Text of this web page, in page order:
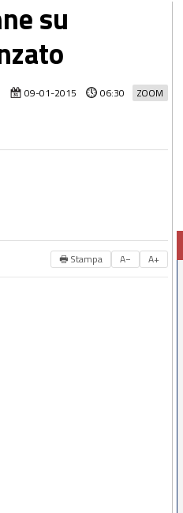
su
ZOOM
09-01-2015 06:30
🖶 Stampa A− A+